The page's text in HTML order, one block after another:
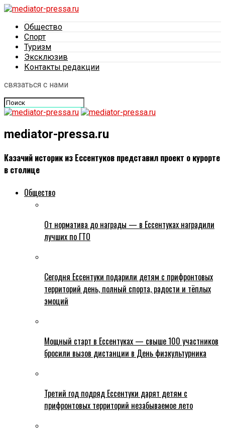
Общество
Спорт
Туризм
Эксклюзив
Контакты редакции
связаться с нами
mediator-pressa.ru
Казачий историк из Ессентуков представил проект о курорте
в столице
Общество
От норматива до награды — в Ессентуках наградили
лучших по ГТО
Сегодня Ессентуки подарили детям с прифронтовых
территорий день, полный спорта, радости и тёплых
эмоций
Мощный старт в Ессентуках — свыше 100 участников
бросили вызов дистанции в День физкультурника
Третий год подряд Ессентуки дарят детям с
прифронтовых территорий незабываемое лето